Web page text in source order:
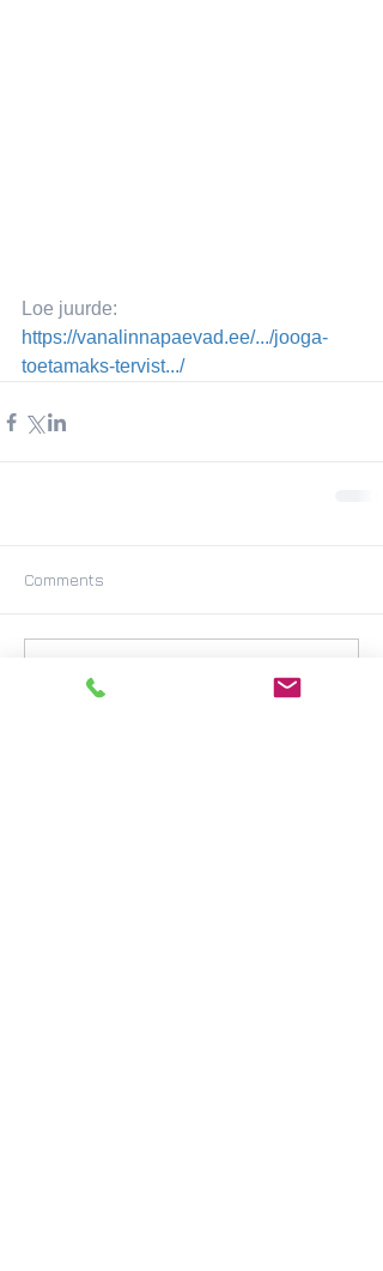
Loe juurde:
https://vanalinnapaevad.ee/.../jooga-
toetamaks-tervist.../
Comments
Write a comment...